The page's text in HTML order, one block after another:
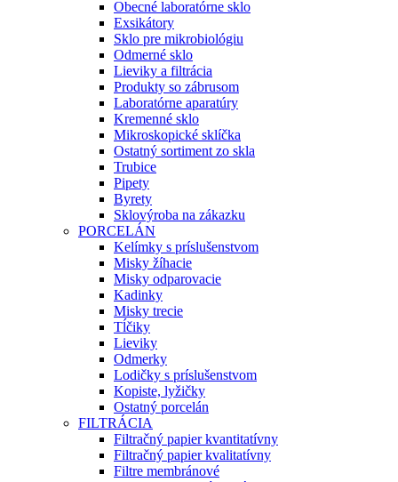
Obecné laboratórne sklo
Exsikátory
Sklo pre mikrobiológiu
Odmerné sklo
Lieviky a filtrácia
Produkty so zábrusom
Laboratórne aparatúry
Kremenné sklo
Mikroskopické sklíčka
Ostatný sortiment zo skla
Trubice
Pipety
Byrety
Sklovýroba na zákazku
PORCELÁN
Kelímky s príslušenstvom
Misky žíhacie
Misky odparovacie
Kadinky
Misky trecie
Tĺčiky
Lieviky
Odmerky
Lodičky s príslušenstvom
Kopiste, lyžičky
Ostatný porcelán
FILTRÁCIA
Filtračný papier kvantitatívny
Filtračný papier kvalitatívny
Filtre membránové